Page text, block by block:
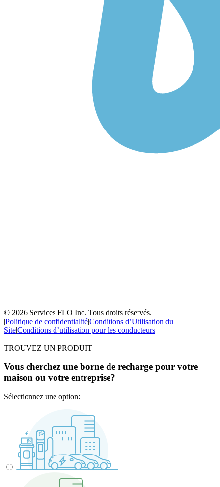
© 2026 Services FLO Inc. Tous droits réservés.
|Politique de confidentialité|Conditions d’Utilisation du
Site|Conditions d’utilisation pour les conducteurs
TROUVEZ UN PRODUIT
Vous cherchez une borne de recharge pour votre
maison ou votre entreprise?
Sélectionnez une option: